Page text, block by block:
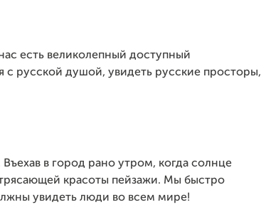
есть великолепный доступный
русской душой, увидеть русские просторы,
в город рано утром, когда солнце
красоты пейзажи. Мы быстро
увидеть люди во всем мире!